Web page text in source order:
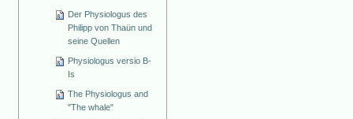
Der Physiologus des
Philipp von Thaün und
seine Quellen
Physiologus versio B-
Is
The Physiologus and
"The whale"